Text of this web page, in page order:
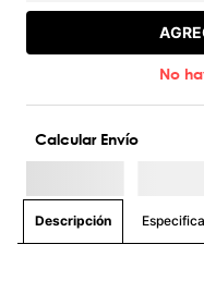
No
Calcular Envío
Descripción